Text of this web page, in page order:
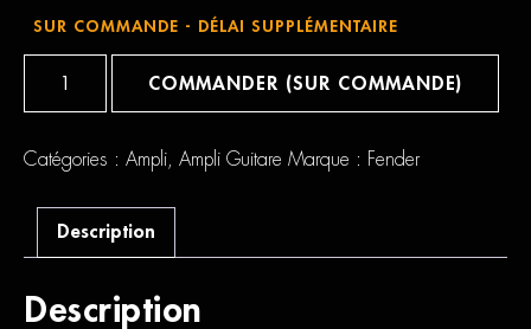
SUR COMMANDE - DÉLAI SUPPLÉMENTAIRE
Reverb
COMMANDER (SUR COMMANDE)
Catégories : Ampli Ampli Guitare Marque : Fender
Description
Description